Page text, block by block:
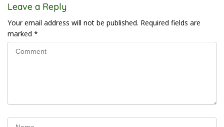
Leave a Reply
Your email address will not be published. Required fields are
marked *